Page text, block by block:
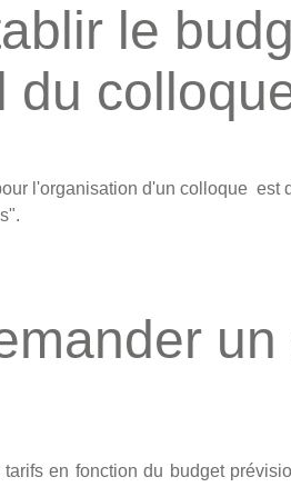
le
du
l'organisation d'un colloque est
tarifs en fonction du budget